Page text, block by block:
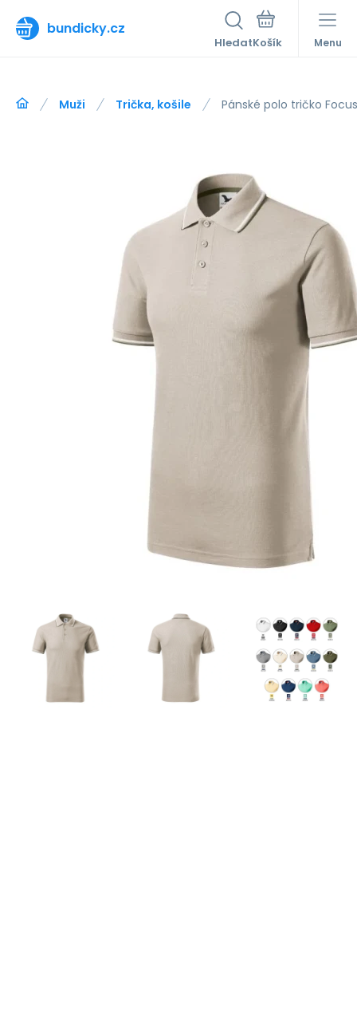
bundicky.cz
Hledat Menu
Muži Trička, košile Pánské polo tričko